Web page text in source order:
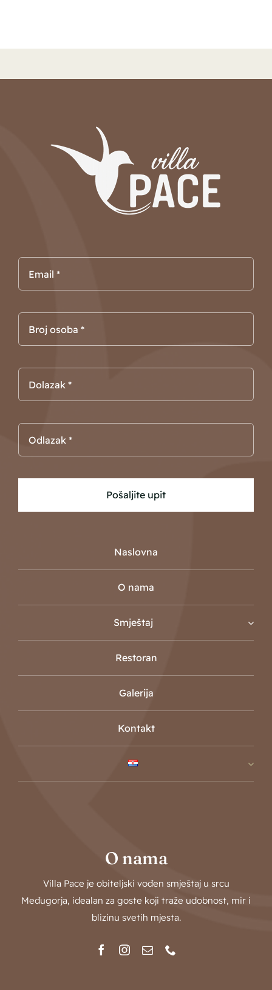
Pošaljite upit
Naslovna
O nama
Smještaj
Restoran
Galerija
Kontakt
O nama
Villa Pace je obiteljski vođen smještaj u srcu
Međugorja, idealan za goste koji traže udobnost, mir i
blizinu svetih mjesta.